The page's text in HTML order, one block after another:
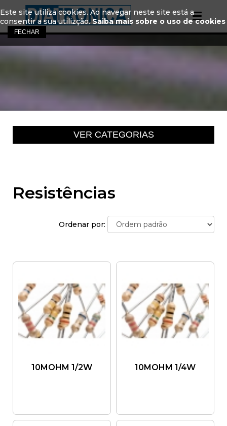
Resistências
Ordenar por:
10MOHM 1/2W 10MOHM 1/4W
Este site utiliza cookies. Ao navegar neste site está a
consentir a sua utilizção. Saiba mais sobre o uso de cookies